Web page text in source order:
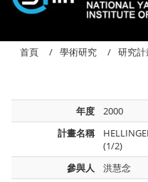
首頁 學術研究 研究計
年度
2000
計畫名稱
(1/2)
參與人
洪慧念